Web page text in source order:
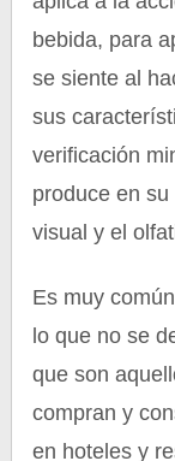
bebida, para
se siente al
sus
verificación
produce en
visual y el
Es muy
lo que no se
que son
compran y
en hoteles y